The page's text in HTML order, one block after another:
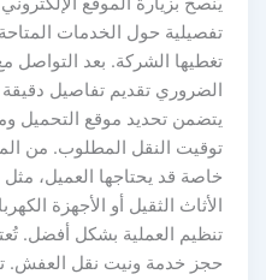
تفصيلية حول الخدمات
تغطيها الشركة. بعد التواصل
الضروري تقديم تفاصيل
يتضمن تحديد موقع التحميل
توقيت النقل المطلوب. من
خاصة قد يحتاجها العميل، مثل
الأثاث الثقيل أو الأجهزة
تنظيم العملية بشكل أفضل.
حجز خدمة ونيت نقل العفش.